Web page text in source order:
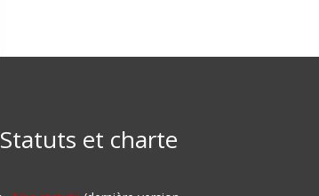
Statuts et charte